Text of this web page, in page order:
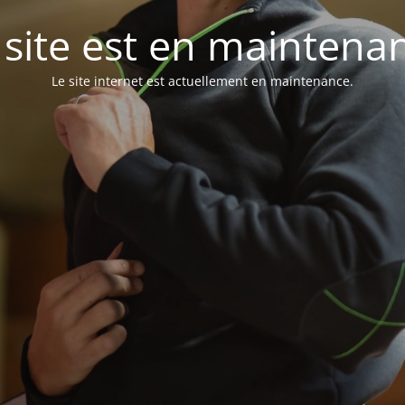
est en
Le site internet est actuellement en maintenance.